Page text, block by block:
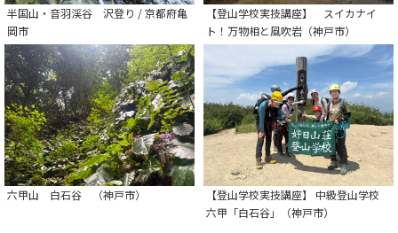
半国山・音羽渓谷 沢登り / 京都府亀
岡市
【登山学校実技講座】 スイカナイ
ト！万物相と風吹岩（神戸市）
六甲山 白石谷 （神戸市）
【登山学校実技講座】 中級登山学校
六甲「白石谷」（神戸市）